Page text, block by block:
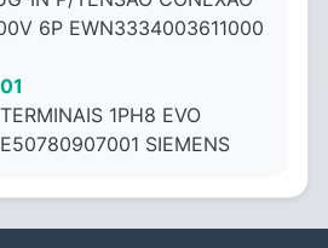
6P EWN3334003611000
1PH8 EVO
SIEMENS